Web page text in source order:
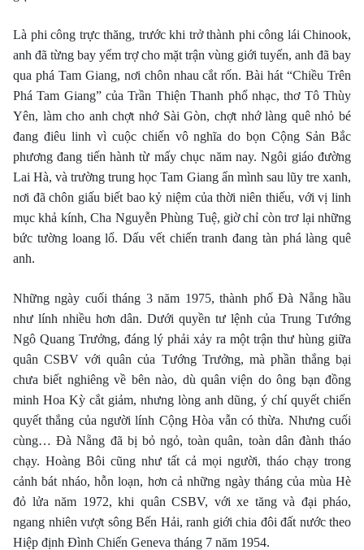
Là phi công trực thăng, trước khi trở thành phi công lái Chinook,
anh đã từng bay yểm trợ cho mặt trận vùng giới tuyến, anh đã bay
qua phá Tam Giang, nơi chôn nhau cắt rốn. Bài hát “Chiều Trên
Phá Tam Giang” của Trần Thiện Thanh phổ nhạc, thơ Tô Thùy
Yên, làm cho anh chợt nhớ Sài Gòn, chợt nhớ làng quê nhỏ bé
đang điêu linh vì cuộc chiến vô nghĩa do bọn Cộng Sản Bắc
phương đang tiến hành từ mấy chục năm nay. Ngôi giáo đường
Lai Hà, và trường trung học Tam Giang ẩn mình sau lũy tre xanh,
nơi đã chôn giấu biết bao kỷ niệm của thời niên thiếu, với vị linh
mục khả kính, Cha Nguyễn Phùng Tuệ, giờ chỉ còn trơ lại những
bức tường loang lổ. Dấu vết chiến tranh đang tàn phá làng quê
anh.
Những ngày cuối tháng 3 năm 1975, thành phố Ðà Nẵng hầu
như lính nhiều hơn dân. Dưới quyền tư lệnh của Trung Tướng
Ngô Quang Trưởng, đáng lý phải xảy ra một trận thư hùng giữa
quân CSBV với quân của Tướng Trưởng, mà phần thắng bại
chưa biết nghiêng về bên nào, dù quân viện do ông bạn đồng
minh Hoa Kỳ cắt giảm, nhưng lòng anh dũng, ý chí quyết chiến
quyết thắng của người lính Cộng Hòa vẫn có thừa. Nhưng cuối
cùng… Ðà Nẵng đã bị bỏ ngỏ, toàn quân, toàn dân đành tháo
chạy. Hoàng Bôi cũng như tất cả mọi người, tháo chạy trong
cảnh bát nháo, hỗn loạn, hơn cả những ngày tháng của mùa Hè
đỏ lửa năm 1972, khi quân CSBV, với xe tăng và đại pháo,
ngang nhiên vượt sông Bến Hải, ranh giới chia đôi đất nước theo
Hiệp định Ðình Chiến Geneva tháng 7 năm 1954.